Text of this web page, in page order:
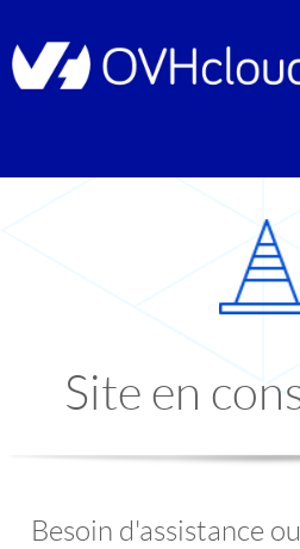
Site en
Besoin d'assistance